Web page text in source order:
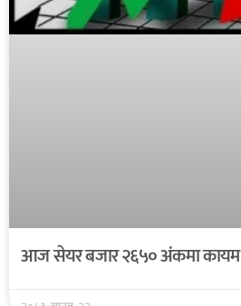
आज सेयर बजार २६५० अंकमा कायम